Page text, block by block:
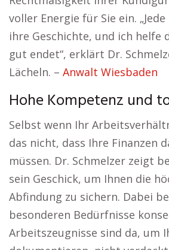
voller Energie für Sie ein.
ihre Geschichte, und ich helfe
gut endet“, erklärt Dr.
Lächeln. – Anwalt Wiesbaden
Hohe Kompetenz und
Selbst wenn Ihr
das nicht, dass Ihre Finanzen
müssen. Dr. Schmelzer zeigt
sein Geschick, um Ihnen die
Abfindung zu sichern. Dabei
besonderen Bedürfnisse
Arbeitszeugnisse sind da, um